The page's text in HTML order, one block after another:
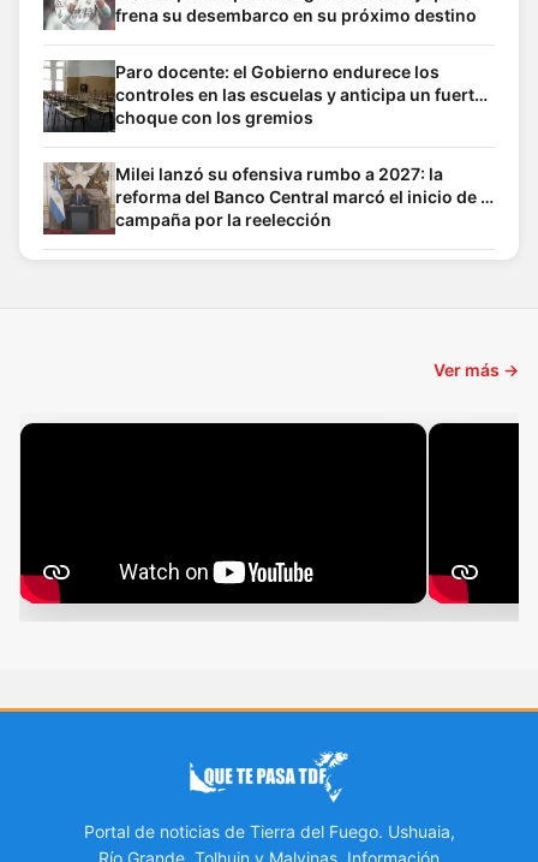
frena su desembarco en su próximo destino
Paro docente: el Gobierno endurece los
controles en las escuelas y anticipa un fuerte
choque con los gremios
Milei lanzó su ofensiva rumbo a 2027: la
reforma del Banco Central marcó el inicio de la
campaña por la reelección
Ver más →
Portal de noticias de Tierra del Fuego. Ushuaia,
Río Grande, Tolhuin y Malvinas. Información